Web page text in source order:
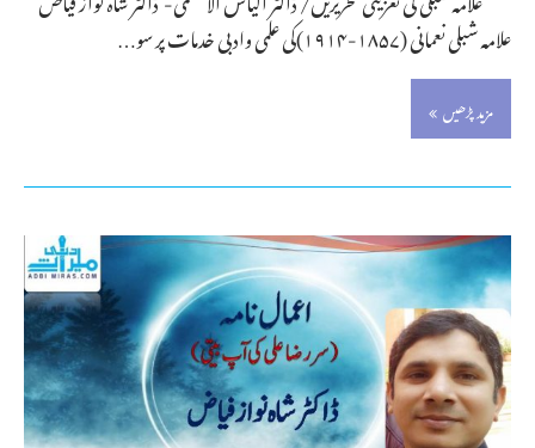
علامہ شبلی نعمانی (۱۸۵۷-۱۹۱۴)کی علمی وادبی خدمات پر سو…
مزید پڑھیں